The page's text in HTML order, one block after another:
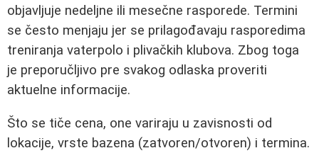
objavljuje nedeljne ili mesečne rasporede. Termini
se često menjaju jer se prilagođavaju rasporedima
treniranja vaterpolo i plivačkih klubova. Zbog toga
je preporučljivo pre svakog odlaska proveriti
aktuelne informacije.
Što se tiče cena, one variraju u zavisnosti od
lokacije, vrste bazena (zatvoren/otvoren) i termina.